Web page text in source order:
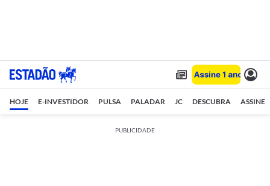
HOJE E-INVESTIDOR PULSA PALADAR JC DESCUBRA ASSINE
PUBLICIDADE